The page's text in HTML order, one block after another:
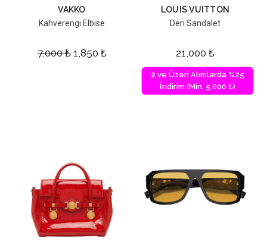
VAKKO
Kahverengi Elbise
7,000₺ 1,850 ₺
LOUIS VUITTON
Deri Sandalet
21,000 ₺
2 ve Üzeri Alımlarda %25
İndirim (Min. 5,000 ₺)